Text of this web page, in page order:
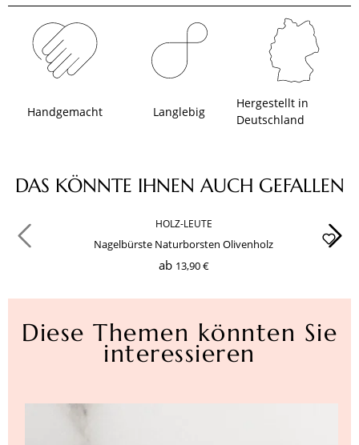
Handgemacht Langlebig
Hergestellt in
Deutschland
Produktgalerie überspringen
DAS KÖNNTE IHNEN AUCH GEFALLEN
HOLZ-LEUTE
Nagelbürste Naturborsten Olivenholz
ab 13,90 €
Diese Themen könnten Sie
interessieren